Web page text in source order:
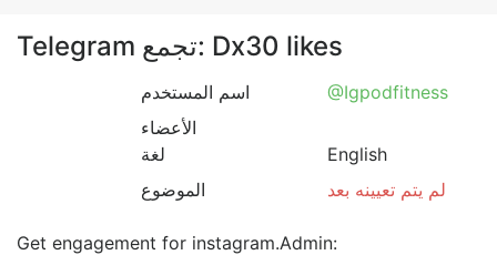
Telegram تجمع: Dx30 likes
اسم المستخدم
@Igpodfitness
الأعضاء
لغة
English
الموضوع
لم يتم تعيينه بعد
Get engagement for instagram.Admin: